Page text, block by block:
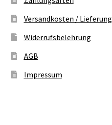
Versandkosten / Lieferung
Widerrufsbelehrung
AGB
Impressum